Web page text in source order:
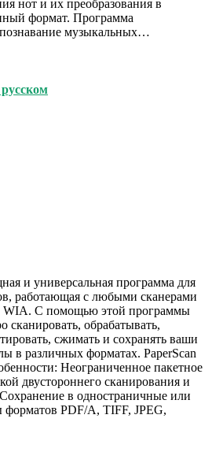
нот и их преобразования в
формат. Программа
музыкальных…
и универсальная программа для
работающая с любыми сканерами
WIA. С помощью этой программы
сканировать, обрабатывать,
сжимать и сохранять ваши
в различных форматах. PaperScan
Неограниченное пакетное
двустороннего сканирования и
в одностраничные или
PDF/A, TIFF, JPEG,